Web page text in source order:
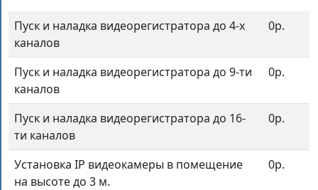
Пуск и наладка видеорегистратора до 4-х
каналов
0р.
Пуск и наладка видеорегистратора до 9-ти
каналов
0р.
Пуск и наладка видеорегистратора до 16-
ти каналов
0р.
Установка IP видеокамеры в помещение
на высоте до 3 м.
0р.